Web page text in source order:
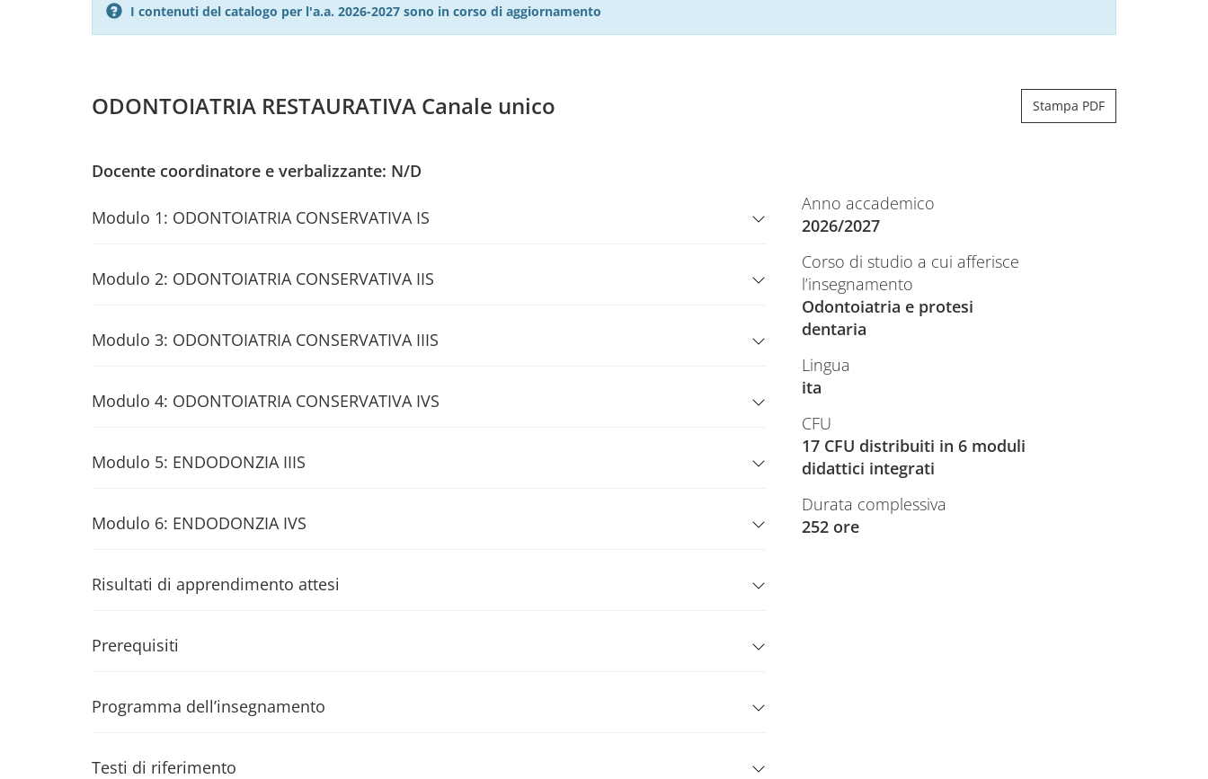
I contenuti del catalogo per l'a.a. 2026-2027 sono in corso di aggiornamento
ODONTOIATRIA RESTAURATIVA Canale unico Stampa PDF
Docente coordinatore e verbalizzante: N/D
Modulo 1: ODONTOIATRIA CONSERVATIVA IS
Modulo 2: ODONTOIATRIA CONSERVATIVA IIS
Modulo 3: ODONTOIATRIA CONSERVATIVA IIIS
Modulo 4: ODONTOIATRIA CONSERVATIVA IVS
Modulo 5: ENDODONZIA IIIS
Modulo 6: ENDODONZIA IVS
Risultati di apprendimento attesi
Prerequisiti
Programma dell’insegnamento
Testi di riferimento
Anno accademico
2026/2027
Corso di studio a cui afferisce
l’insegnamento
Odontoiatria e protesi
dentaria
Lingua
ita
CFU
17 CFU distribuiti in 6 moduli
didattici integrati
Durata complessiva
252 ore